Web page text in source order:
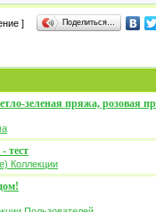
] Поделиться…
зеленая пряжа, розовая
тест
Коллекции